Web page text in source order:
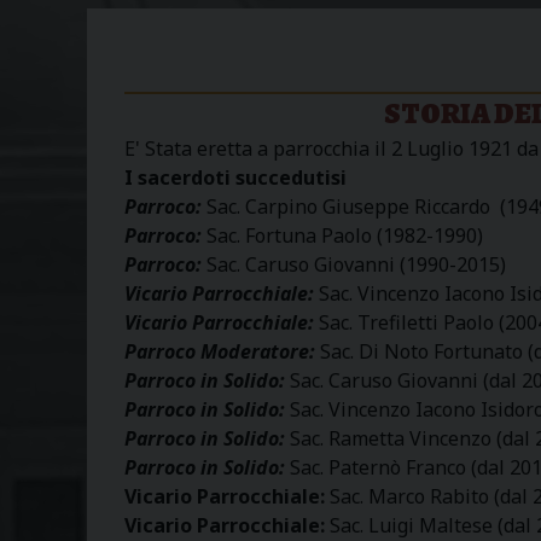
STORIA
E' Stata eretta a parrocchia il 2 Luglio 1921
I sacerdoti succedutisi
Parroco: Sac. Carpino Giuseppe Riccardo
Parroco: Sac. Fortuna Paolo (1982-1990)
Parroco: Sac. Caruso Giovanni (1990-2015)
Vicario Parrocchiale: Sac. Vincenzo Iacono
Vicario Parrocchiale: Sac. Trefiletti Paolo
Parroco Moderatore: Sac. Di Noto Fortunato
Parroco in Solido: Sac. Caruso Giovanni (dal
Parroco in Solido: Sac. Vincenzo Iacono
Parroco in Solido: Sac. Rametta Vincenzo (dal
Parroco in Solido: Sac. Paternò Franco (dal
Vicario Parrocchiale: Sac. Marco Rabito (dal
Vicario Parrocchiale: Sac. Luigi Maltese (dal